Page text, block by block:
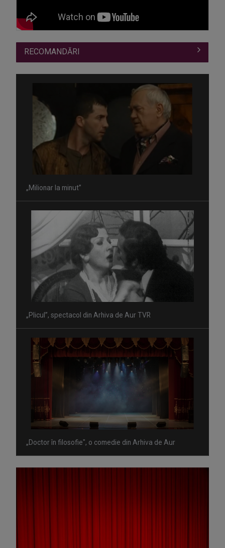
RECOMANDĂRI
„Milionar la minut”
„Plicul”, spectacol din Arhiva de Aur TVR
„Doctor în filosofie", o comedie din Arhiva de Aur